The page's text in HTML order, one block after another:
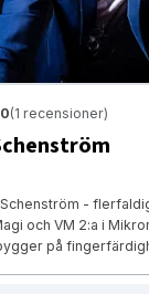
(1 recensioner)
-
och VM 2:a i
på